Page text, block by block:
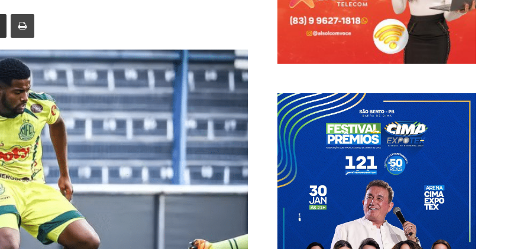
Compartilhar via e-mail Imprimir